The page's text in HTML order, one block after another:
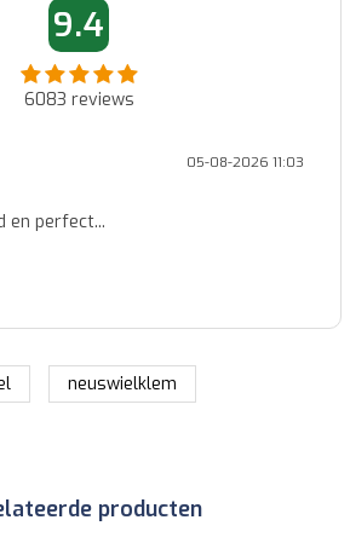
9.4
6083 reviews
05-08-2026 11:03
en perfect...
neuswielklem
producten